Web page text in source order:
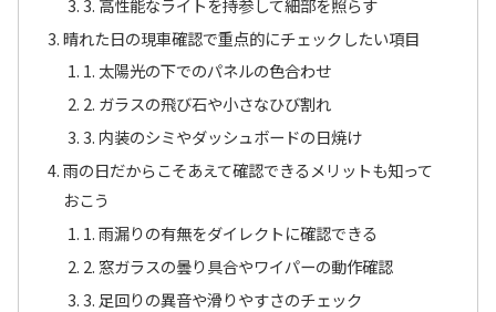
晴れた日の現車確認で重点的にチェックしたい項目
1. 太陽光の下でのパネルの色合わせ
2. ガラスの飛び石や小さなひび割れ
3. 内装のシミやダッシュボードの日焼け
雨の日だからこそあえて確認できるメリットも知って
おこう
1. 雨漏りの有無をダイレクトに確認できる
2. 窓ガラスの曇り具合やワイパーの動作確認
3. 足回りの異音や滑りやすさのチェック